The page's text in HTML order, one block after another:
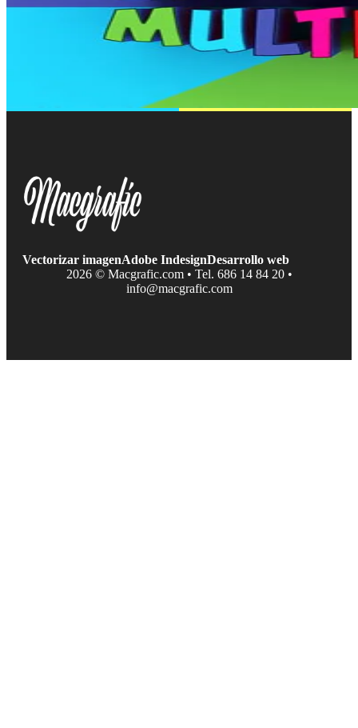
Vectorizar imagenAdobe IndesignDesarrollo web
2026 © Macgrafic.com • Tel. 686 14 84 20 •
info@macgrafic.com